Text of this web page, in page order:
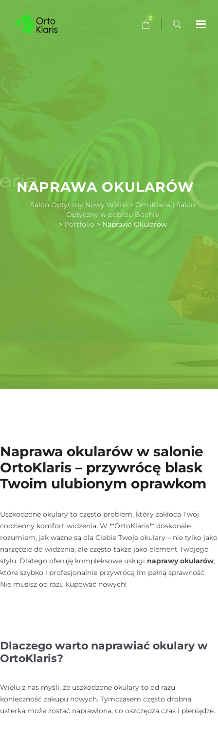
0
NAPRAWA OKULARÓW
Salon Optyczny Nowy Wiśnicz OrtoKlaris | Salon
Optyczny w pobliżu Bochni
> Portfolio > Naprawa Okularów
Naprawa okularów w salonie
OrtoKlaris – przywrócę blask
Twoim ulubionym oprawkom
Uszkodzone okulary to często problem, który zakłóca Twój
codzienny komfort widzenia. W **OrtoKlaris** doskonale
rozumiem, jak ważne są dla Ciebie Twoje okulary – nie tylko jako
narzędzie do widzenia, ale często także jako element Twojego
stylu. Dlatego oferuję kompleksowe usługi naprawy okularów,
które szybko i profesjonalnie przywrócą im pełną sprawność.
Nie musisz od razu kupować nowych!
Dlaczego warto naprawiać okulary w
OrtoKlaris?
Wielu z nas myśli, że uszkodzone okulary to od razu
konieczność zakupu nowych. Tymczasem często drobna
usterka może zostać naprawiona, co oszczędza czas i pieniądze.